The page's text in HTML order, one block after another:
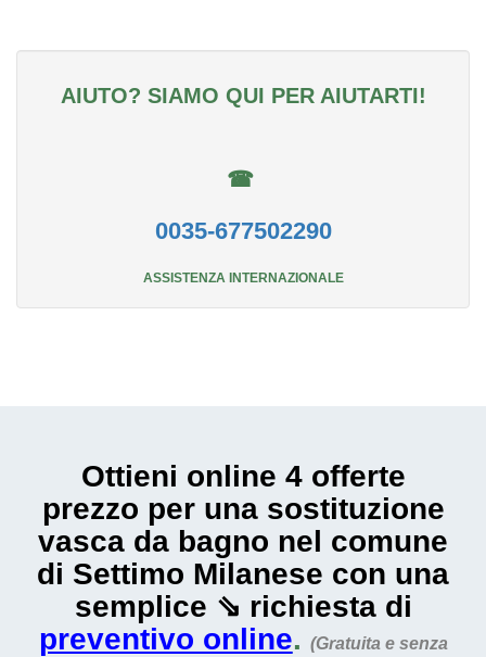
AIUTO? SIAMO QUI PER AIUTARTI!
☎
0035-677502290
ASSISTENZA INTERNAZIONALE
Ottieni online 4 offerte
prezzo per una sostituzione
vasca da bagno nel comune
di Settimo Milanese con una
semplice ⇘ richiesta di
preventivo online. (Gratuita e senza